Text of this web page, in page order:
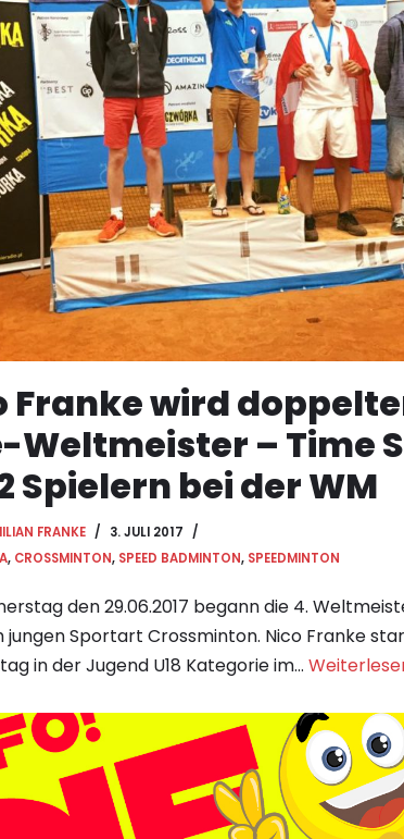
Franke wird
Weltmeister – Time
Spielern bei der WM
FRANKE
3. JULI 2017
, CROSSMINTON, SPEED BADMINTON, SPEEDMINTON
den 29.06.2017 begann die 4.
jungen Sportart Crossminton. Nico Franke
in der Jugend U18 Kategorie im…